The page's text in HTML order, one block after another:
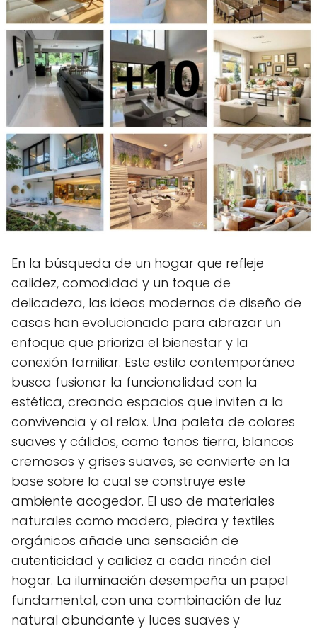
En la búsqueda de un hogar que refleje
calidez, comodidad y un toque de
delicadeza, las ideas modernas de diseño de
casas han evolucionado para abrazar un
enfoque que prioriza el bienestar y la
conexión familiar. Este estilo contemporáneo
busca fusionar la funcionalidad con la
estética, creando espacios que inviten a la
convivencia y al relax. Una paleta de colores
suaves y cálidos, como tonos tierra, blancos
cremosos y grises suaves, se convierte en la
base sobre la cual se construye este
ambiente acogedor. El uso de materiales
naturales como madera, piedra y textiles
orgánicos añade una sensación de
autenticidad y calidez a cada rincón del
hogar. La iluminación desempeña un papel
fundamental, con una combinación de luz
natural abundante y luces suaves y